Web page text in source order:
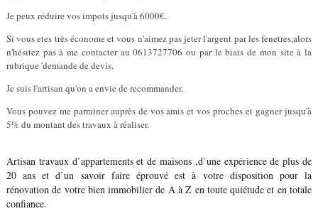
Je peux réduire vos impots jusqu'à 6000€.
Si vous etes très économe et vous n'aimez pas jeter l'argent par les fenetres,alors
n'hésitez pas à me contacter au 0613727706 ou par le biais de mon site à la
rubrique 'demande de devis.
Je suis l'artisan qu'on a envie de recommander.
Vous pouvez me parrainer auprès de vos amis et vos proches et gagner jusqu'à
5% du montant des travaux à réaliser.
Artisan travaux d’appartements et de maisons ,d’une expérience de plus de
20 ans et d’un savoir faire éprouvé est à votre disposition pour la
rénovation de votre bien immobilier de A à Z en toute quiétude et en totale
confiance.